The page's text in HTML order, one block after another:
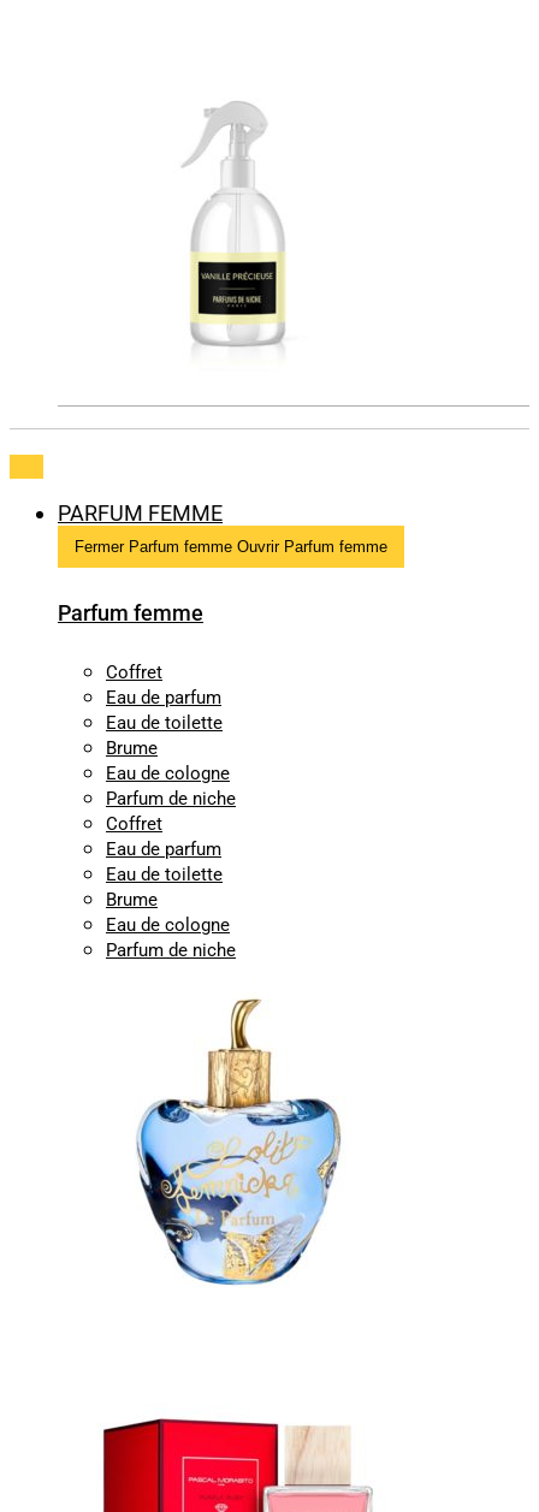
PARFUM FEMME
Fermer Parfum femme Ouvrir Parfum femme
Parfum femme
Coffret
Eau de parfum
Eau de toilette
Brume
Eau de cologne
Parfum de niche
Coffret
Eau de parfum
Eau de toilette
Brume
Eau de cologne
Parfum de niche